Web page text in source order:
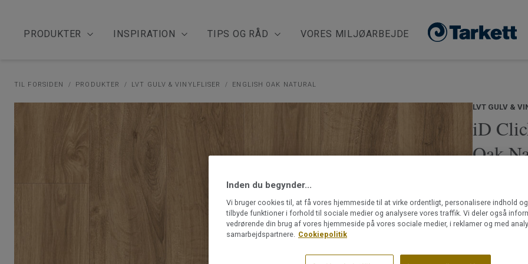
PRODUKTER INSPIRATION TIPS OG RÅD VORES MILJØARBEJDE
TIL FORSIDEN PRODUKTER LVT GULV & VINYLFLISER ENGLISH OAK NATURAL
LVT GULV &
iD
Oak
iD Click
vinylklik
fuldlimning.
høj
sollys, da
Velegnet
Inden du begynder...
Vi bruger cookies til, at få vores hjemmeside til at virke ordentligt, personalisere indhold og
tilbyde funktioner i forhold til sociale medier og analysere vores traffik. Vi deler også
vedrørende din brug af vores hjemmeside på vores sociale medier, i reklamer og med
samarbejdspartnere. Cookiepolitik